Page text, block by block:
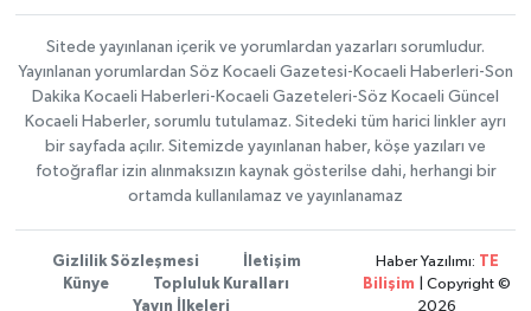
Sitede yayınlanan içerik ve yorumlardan yazarları sorumludur.
Yayınlanan yorumlardan Söz Kocaeli Gazetesi-Kocaeli Haberleri-Son
Dakika Kocaeli Haberleri-Kocaeli Gazeteleri-Söz Kocaeli Güncel
Kocaeli Haberler, sorumlu tutulamaz. Sitedeki tüm harici linkler ayrı
bir sayfada açılır. Sitemizde yayınlanan haber, köşe yazıları ve
fotoğraflar izin alınmaksızın kaynak gösterilse dahi, herhangi bir
ortamda kullanılamaz ve yayınlanamaz
Gizlilik Sözleşmesi
İletişim
Künye
Topluluk Kuralları
Yayın İlkeleri
Haber Yazılımı: TE
Bilişim | Copyright ©
2026